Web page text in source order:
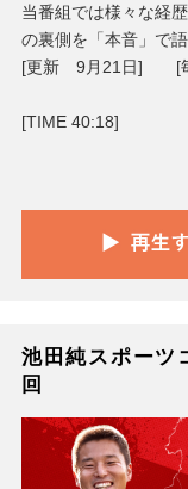
当番組では様々な経
の裏側を「本音」で
[更新 9月21日] [毎
[TIME 40:18]
池田純スポー
回